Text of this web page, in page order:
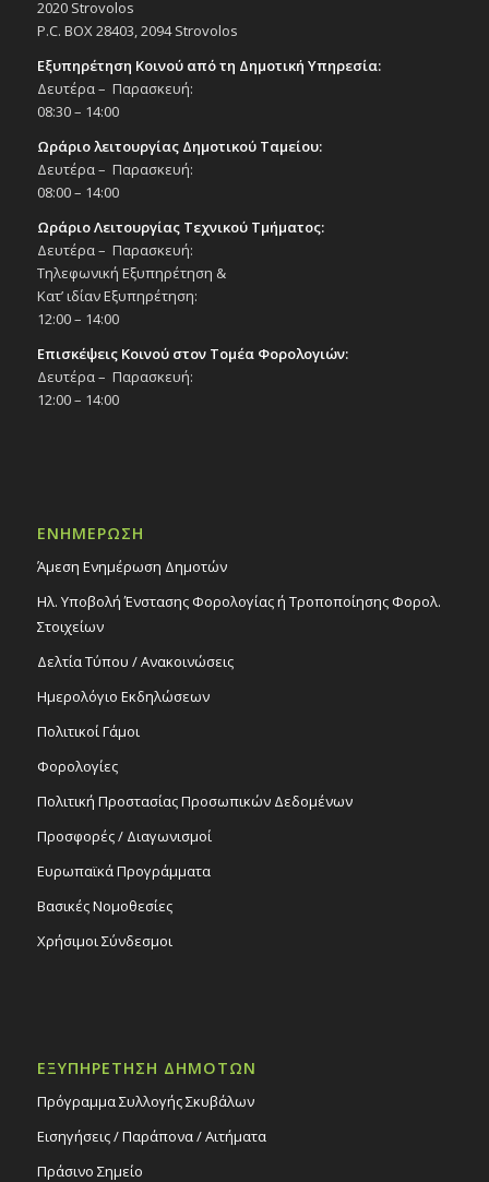
ΦΕΒ
23
Συναυλία Ορχήστρας Εγχόρδων Δήμου
Στροβόλου «Που Δύσιν ως Ανατολήν », με
19:30
Εκδηλώσεις Δήμου
Εκκλησιαστικό Μουσείο Εθνομάρτυρα
ΦΕΒ
24
Ρεσιτάλ κλασικού τραγουδιού και πιάνου
«Αφροδίτης Άσμα», 24/2/25
20:00
ΦΕΒ
ΦΕΒ
26
Θεατρική παράσταση «Επιθεωρητής
Νικολάι Γκόγκολ», 26/2/25
2020 Strovolos
P.C. BOX 28403, 2094 Strovolos
Εξυπηρέτηση Κοινού από τη Δημοτική Υπηρεσία:
Δευτέρα – Παρασκευή:
08:30 – 14:00
Ωράριο λειτουργίας Δημοτικού Ταμείου:
Δευτέρα – Παρασκευή:
08:00 – 14:00
Ωράριο Λειτουργίας Τεχνικού Τμήματος:
Δευτέρα – Παρασκευή:
Τηλεφωνική Εξυπηρέτηση &
Κατ’ ιδίαν Εξυπηρέτηση:
12:00 – 14:00
Επισκέψεις Κοινού στον Τομέα Φορολογιών:
Δευτέρα – Παρασκευή:
12:00 – 14:00
ΕΝΗΜΕΡΩΣΗ
Άμεση Ενημέρωση Δημοτών
Ηλ. Υποβολή Ένστασης Φορολογίας ή Τροποποίησης Φορολ.
Στοιχείων
Δελτία Τύπου / Ανακοινώσεις
Ημερολόγιο Εκδηλώσεων
Πολιτικοί Γάμοι
Φορολογίες
Πολιτική Προστασίας Προσωπικών Δεδομένων
Προσφορές / Διαγωνισμοί
Ευρωπαϊκά Προγράμματα
Βασικές Νομοθεσίες
Χρήσιμοι Σύνδεσμοι
ΕΞΥΠΗΡΕΤΗΣΗ ΔΗΜΟΤΩΝ
Πρόγραμμα Συλλογής Σκυβάλων
Εισηγήσεις / Παράπονα / Αιτήματα
Πράσινο Σημείο